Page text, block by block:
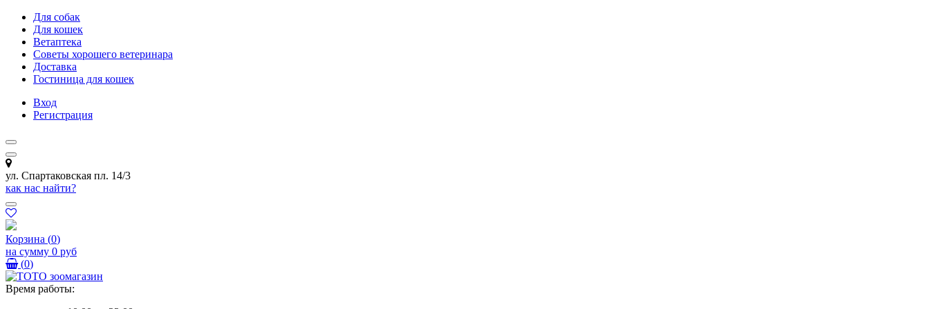
Для собак
Для кошек
Ветаптека
Советы хорошего ветеринара
Доставка
Гостиница для кошек
Вход
Регистрация
ул. Спартаковская пл. 14/3
как нас найти?
Корзина (0)
на сумму 0 руб
(0)
Время работы: